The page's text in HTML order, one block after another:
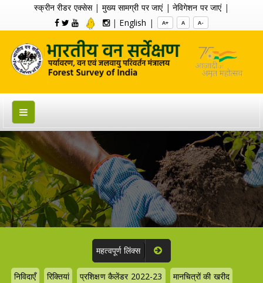
स्क्रीन रीडर एक्सेस| मुख्य सामग्री पर जाएं| नेविगेशन पर जाएं|
| English | A+ A A-
महत्वपूर्ण लिंक्स
निविदाएँ रिक्तियां प्रशिक्षण कैलेंडर 2022-23
मानचित्रों की खरीद